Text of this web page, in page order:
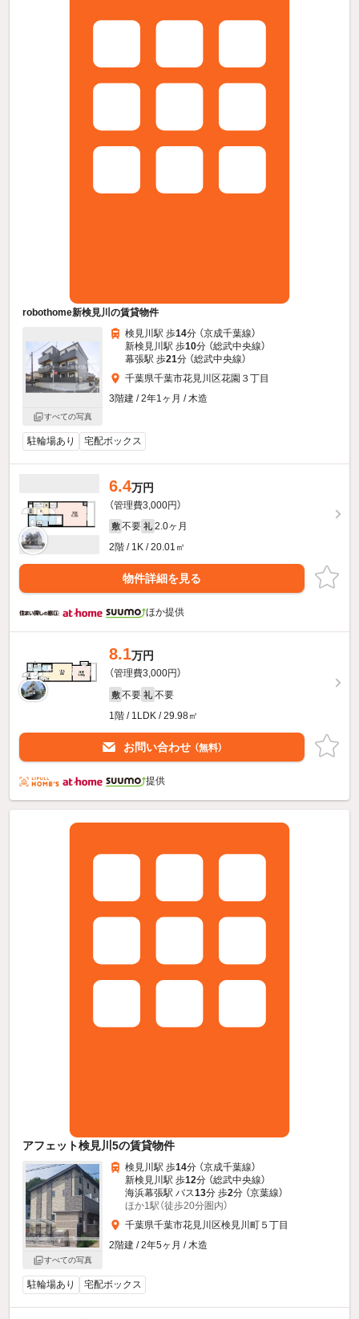
robothome新検見川の賃貸物件
すべての写真
検見川駅 歩14分 （京成千葉線）
新検見川駅 歩10分 （総武中央線）
幕張駅 歩21分 （総武中央線）
千葉県千葉市花見川区花園３丁目
3階建 / 2年1ヶ月 / 木造
駐輪場あり 宅配ボックス
6.4万円
（管理費3,000円）
敷 不要 礼 2.0ヶ月
2階 / 1K / 20.01㎡
物件詳細を見る
ほか提供
8.1万円
（管理費3,000円）
敷 不要 礼 不要
1階 / 1LDK / 29.98㎡
お問い合わせ （無料）
提供
アフェット検見川5の賃貸物件
すべての写真
検見川駅 歩14分 （京成千葉線）
新検見川駅 歩12分 （総武中央線）
海浜幕張駅 バス13分 歩2分 （京葉線）
ほか1駅（徒歩20分圏内）
千葉県千葉市花見川区検見川町５丁目
2階建 / 2年5ヶ月 / 木造
駐輪場あり 宅配ボックス